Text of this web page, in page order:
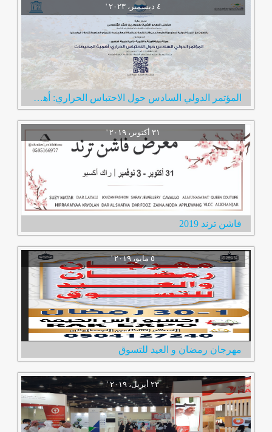
المؤتمر الدولي السادس حول الاحتباس الحراري: أهمية المحيطات
فاشن ترند 2019
‏٥ مايو، ٢٠١٩‏ ‏'‏
مهرجان رمضان و العيد للتسوق
‏٢٣ أبريل، ٢٠١٩‏ ‏'‏